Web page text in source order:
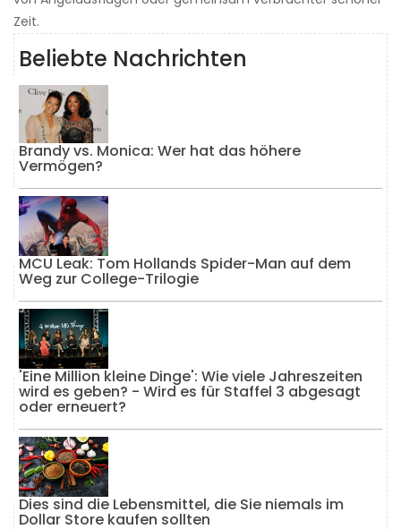
Zeit.
Beliebte Nachrichten
Brandy vs. Monica: Wer hat das höhere
Vermögen?
MCU Leak: Tom Hollands Spider-Man auf dem
Weg zur College-Trilogie
'Eine Million kleine Dinge': Wie viele Jahreszeiten
wird es geben? - Wird es für Staffel 3 abgesagt
oder erneuert?
Dies sind die Lebensmittel, die Sie niemals im
Dollar Store kaufen sollten